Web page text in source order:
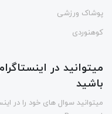
پوشاک ورزشی
کوهنوردی
میتوانید در
باشید
میتوانید سوال های خود را در